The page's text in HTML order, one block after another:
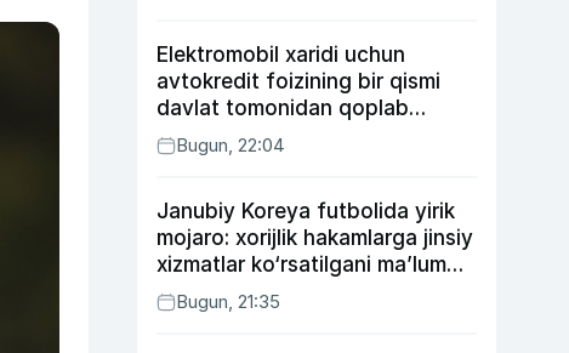
Elektromobil xaridi uchun
avtokredit foizining bir qismi
davlat tomonidan qoplab
berilishi mumkin
Bugun, 22:04
Janubiy Koreya futbolida yirik
mojaro: xorijlik hakamlarga jinsiy
xizmatlar ko‘rsatilgani ma’lum
qilindi
Bugun, 21:35